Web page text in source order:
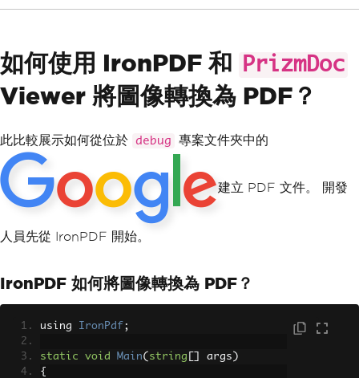
如何使用 IronPDF 和 PrizmDoc
Viewer 將圖像轉換為 PDF？
此比較展示如何從位於 debug 專案文件夾中的
建立 PDF 文件。 開發
人員先從 IronPDF 開始。
IronPDF 如何將圖像轉換為 PDF？
using IronPdf ;
static void Main( string args )
{